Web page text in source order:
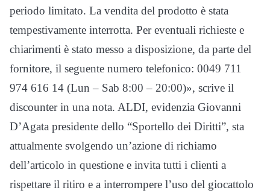
periodo limitato. La vendita del prodotto è stata
tempestivamente interrotta. Per eventuali richieste e
chiarimenti è stato messo a disposizione, da parte del
fornitore, il seguente numero telefonico: 0049 711
974 616 14 (Lun – Sab 8:00 – 20:00)», scrive il
discounter in una nota. ALDI, evidenzia Giovanni
D’Agata presidente dello “Sportello dei Diritti”, sta
attualmente svolgendo un’azione di richiamo
dell’articolo in questione e invita tutti i clienti a
rispettare il ritiro e a interrompere l’uso del giocattolo